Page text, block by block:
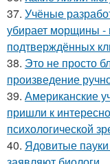
37. Учёные
убирает морщины -
подтверждённых
38. Это не просто
произведение
39. Американские
пришли к
психологической
40. Ядовитые